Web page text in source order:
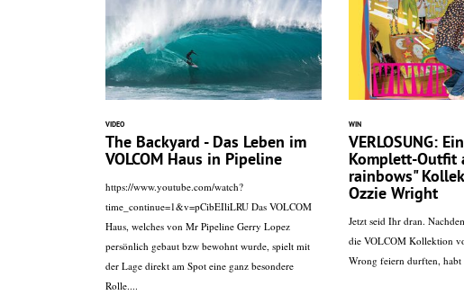
VIDEO
The Backyard - Das Leben im
VOLCOM Haus in Pipeline
https://www.youtube.com/watch?
time_continue=1&v=pCibEIliLRU Das VOLCOM
Haus, welches von Mr Pipeline Gerry Lopez
persönlich gebaut bzw bewohnt wurde, spielt mit
der Lage direkt am Spot eine ganz besondere
Rolle....
WIN
VERLOSUNG:
Komplett-Outfit
rainbows"
Ozzie Wright
Jetzt seid Ihr dran.
die VOLCOM Kollektion
Wrong feiern durften,